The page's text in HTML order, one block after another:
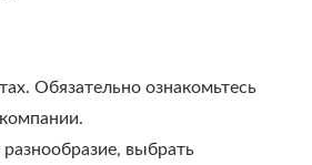
Обязательно ознакомьтесь
выбрать